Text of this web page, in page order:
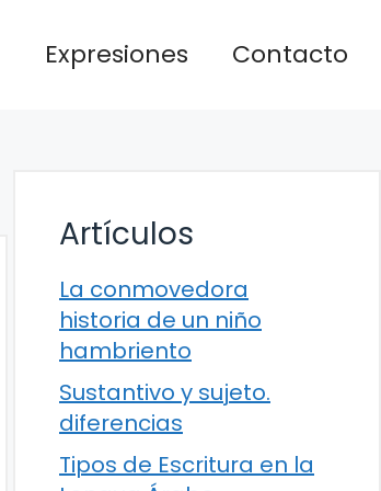
Expresiones Contacto
Artículos
La conmovedora
historia de un niño
hambriento
Sustantivo y sujeto.
diferencias
Tipos de Escritura en la